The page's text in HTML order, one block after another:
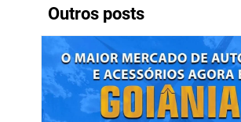
Outros posts